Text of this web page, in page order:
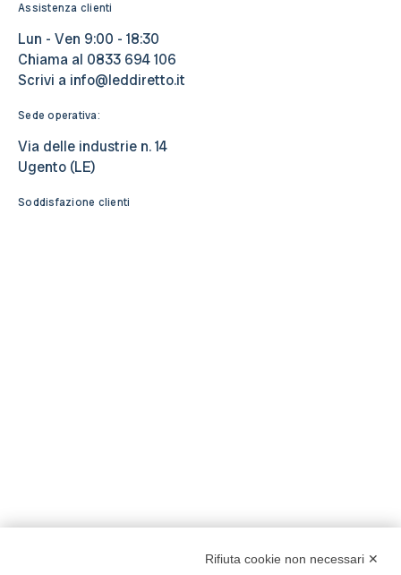
Assistenza clienti
Lun - Ven 9:00 - 18:30
Chiama al 0833 694 106
Scrivi a info@leddiretto.it
Sede operativa:
Via delle industrie n. 14
Ugento (LE)
Soddisfazione clienti
Rifiuta cookie non necessari ✕